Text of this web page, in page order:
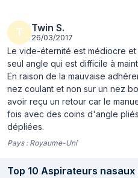
Largeur
Profondeur 172 mm
Hauteur 155 mm
Poids 141 g
T Twin S.
26/03/2017
Le vide-éternité est médiocre
seul angle qui est difficile à
En raison de la mauvaise
nez coulant et non sur un nez
avoir reçu un retour car le
fois avec des coins d'angle
dépliées.
Pays : Royaume-Uni
Top 10 Aspirateurs nasaux